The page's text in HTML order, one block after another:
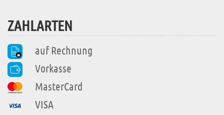
ZAHLARTEN
auf Rechnung
Vorkasse
MasterCard
VISA